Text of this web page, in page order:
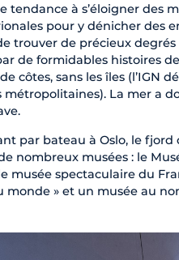
tendance à s’éloigner des
pour y dénicher des
trouver de précieux
de formidables histoires
côtes, sans les îles (l’IGN
métropolitaines). La mer a
par bateau à Oslo, le fjord
nombreux musées : le
musée spectaculaire du
monde » et un musée au